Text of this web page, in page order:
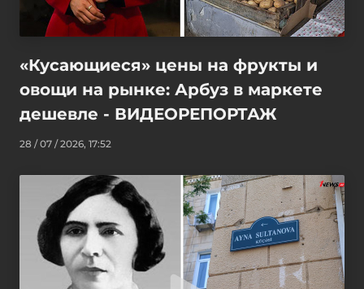
«Кусающиеся» цены на фрукты и
овощи на рынке: Арбуз в маркете
дешевле - ВИДЕОРЕПОРТАЖ
28 / 07 / 2026, 17:52